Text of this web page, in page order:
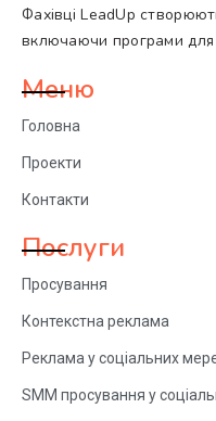
Фахівці LeadUp
включаючи програми для
Меню
Головна
Проекти
Контакти
Послуги
Просування
Контекстна реклама
Реклама у соціальних
SMM просування у